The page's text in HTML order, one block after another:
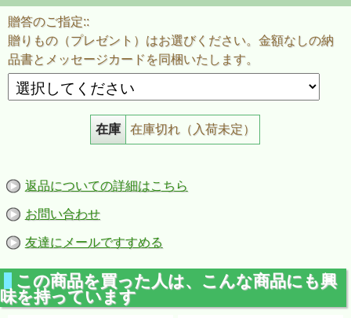
贈答のご指定::
贈りもの（プレゼント）はお選びください。金額なしの納
品書とメッセージカードを同梱いたします。
在庫 在庫切れ（入荷未定）
返品についての詳細はこちら
お問い合わせ
友達にメールですすめる
この商品を買った人は、こんな商品にも興
味を持っています